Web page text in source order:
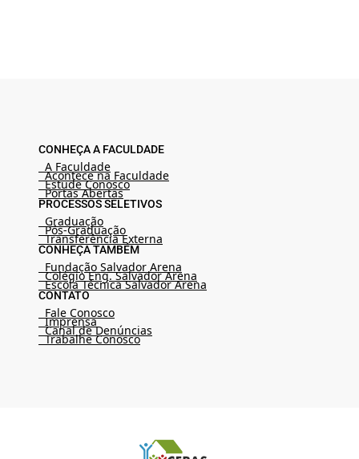
CONHEÇA A FACULDADE
A Faculdade
Acontece na Faculdade
Estude Conosco
Portas Abertas
PROCESSOS SELETIVOS
Graduação
Pós-Graduação
Transferência Externa
CONHEÇA TAMBÉM
Fundação Salvador Arena
Colégio Eng. Salvador Arena
Escola Técnica Salvador Arena
CONTATO
Fale Conosco
Imprensa
Canal de Denúncias
Trabalhe Conosco